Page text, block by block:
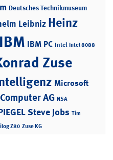
Deutsches Technikmuseum
Leibniz Heinz
IBM IBM PC Intel Intel 8088
Zuse
Microsoft
AG NSA
Steve Jobs Tim
Z80 Zuse KG